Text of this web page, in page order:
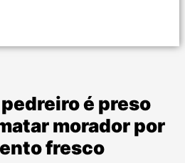
é preso
morador por
fresco